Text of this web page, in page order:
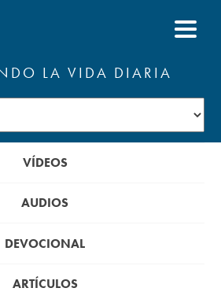
LA VIDA DIARIA
VÍDEOS
AUDIOS
DEVOCIONAL
ARTÍCULOS